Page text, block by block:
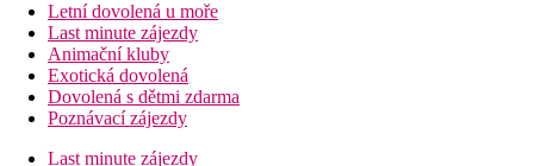
Letní dovolená u moře
Last minute zájezdy
Animační kluby
Exotická dovolená
Dovolená s dětmi zdarma
Poznávací zájezdy
Last minute zájezdy